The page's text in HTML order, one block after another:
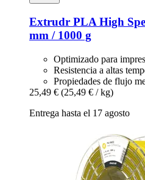
Extrudr PLA High
mm / 1000 g
Optimizado para
Resistencia a altas
Propiedades de flujo
25,49 € (25,49 € / kg)
Entrega hasta el 17 agosto